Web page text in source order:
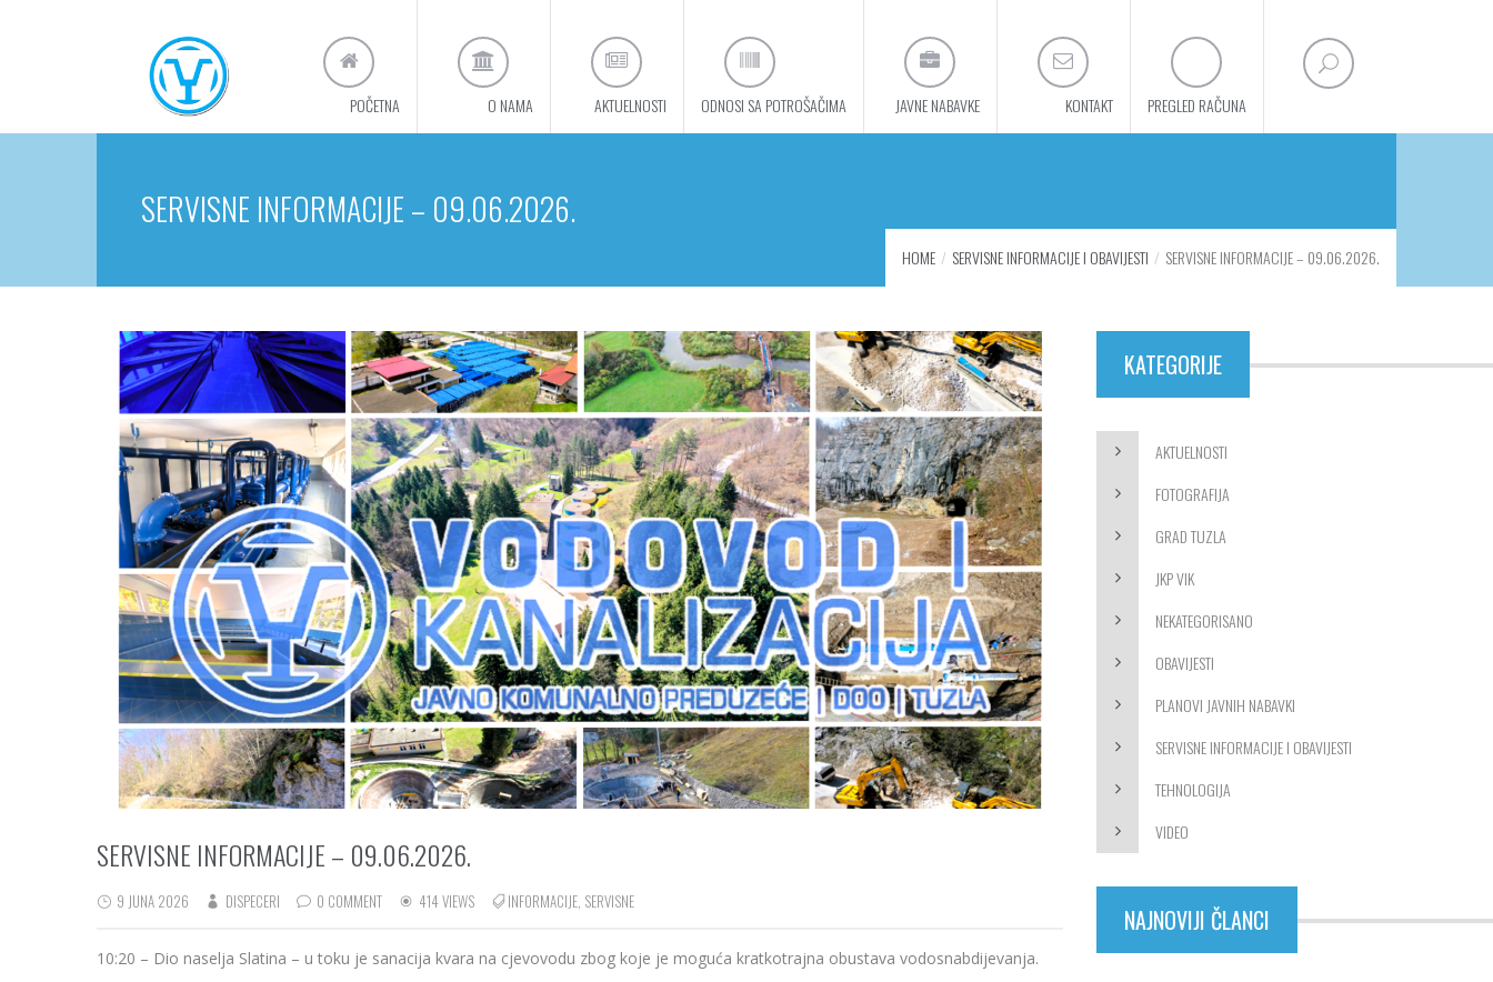
POČETNA O NAMA AKTUELNOSTI ODNOSI SA POTROŠAČIMA JAVNE NABAVKE KONTAKT PREGLED RAČUNA
SERVISNE INFORMACIJE – 09.06.2026.
HOME SERVISNE INFORMACIJE I OBAVIJESTI SERVISNE INFORMACIJE – 09.06.2026.
SERVISNE INFORMACIJE – 09.06.2026.
9 JUNA 2026 DISPECERI 0 COMMENT 414 VIEWS INFORMACIJE, SERVISNE
10:20 – Dio naselja Slatina – u toku je sanacija kvara na cjevovodu zbog koje je moguća kratkotrajna obustava vodosnabdijevanja.
KATEGORIJE
AKTUELNOSTI
FOTOGRAFIJA
GRAD TUZLA
JKP VIK
NEKATEGORISANO
OBAVIJESTI
PLANOVI JAVNIH NABAVKI
SERVISNE INFORMACIJE I OBAVIJESTI
TEHNOLOGIJA
VIDEO
NAJNOVIJI ČLANCI